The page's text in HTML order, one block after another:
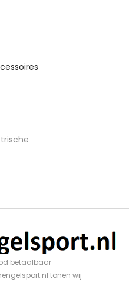
betaalbaar
tonen wij